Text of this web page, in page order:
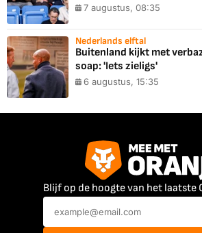
7 augustus, 08:35
Nederlands elftal
Buitenland kijkt met
soap: 'Iets zieligs'
6 augustus, 15:35
Blijf op de hoogte van het laatste